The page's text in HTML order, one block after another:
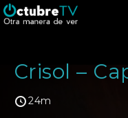
Crisol –
24m